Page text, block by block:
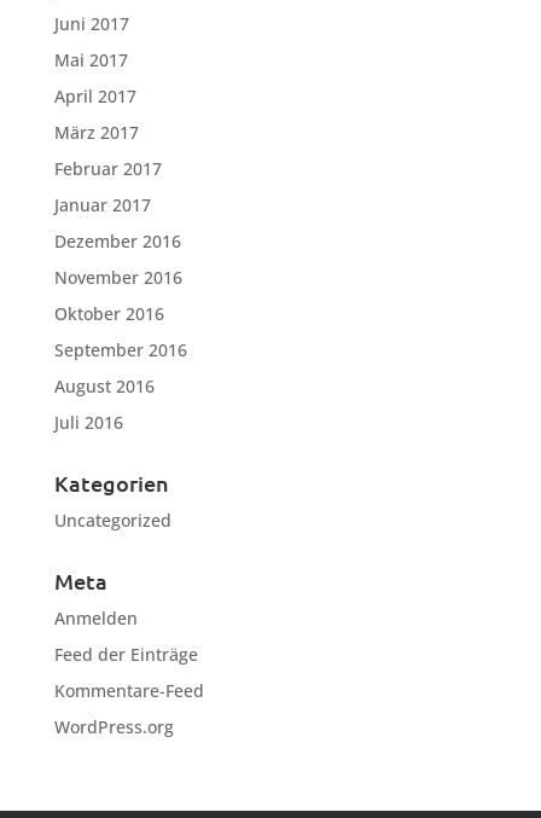
Juni 2017
Mai 2017
April 2017
März 2017
Februar 2017
Januar 2017
Dezember 2016
November 2016
Oktober 2016
September 2016
August 2016
Juli 2016
Kategorien
Uncategorized
Meta
Anmelden
Feed der Einträge
Kommentare-Feed
WordPress.org